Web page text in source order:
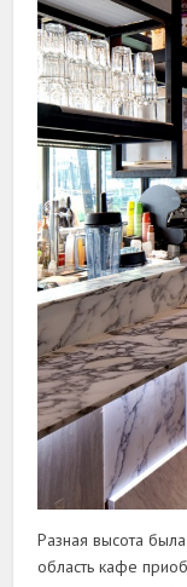
Разная высота
область кафе